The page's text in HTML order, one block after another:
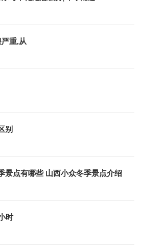
重,从
别
景点有哪些 山西小众冬季景点介绍
时